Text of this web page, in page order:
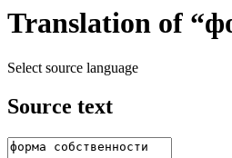
Translation of
Select source language
Source text